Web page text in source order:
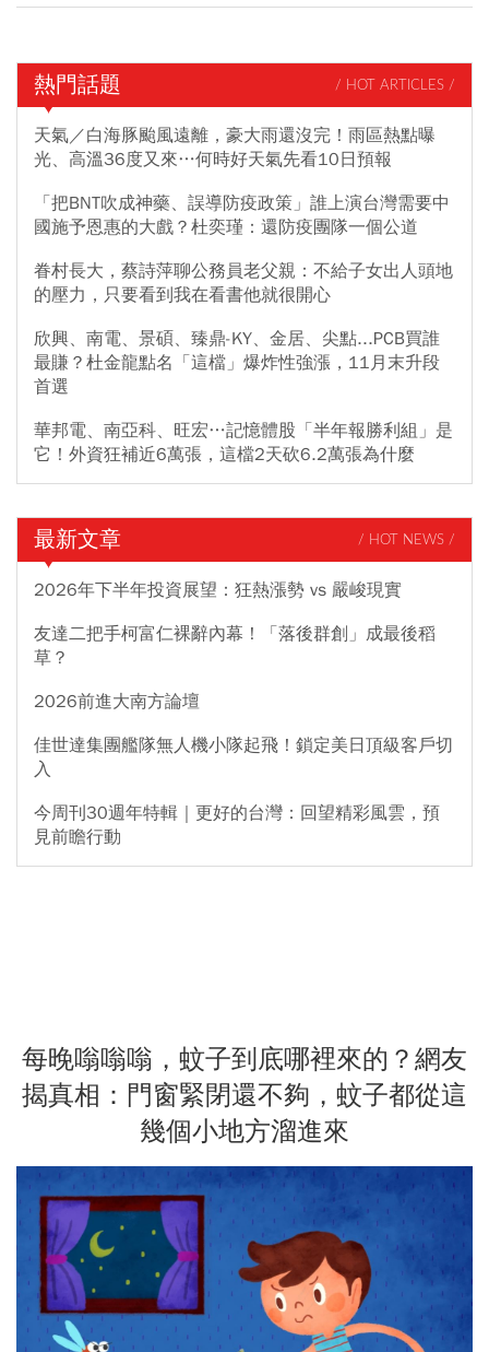
熱門話題 / HOT ARTICLES /
天氣／白海豚颱風遠離，豪大雨還沒完！雨區熱點曝
光、高溫36度又來…何時好天氣先看10日預報
「把BNT吹成神藥、誤導防疫政策」誰上演台灣需要中
國施予恩惠的大戲？杜奕瑾：還防疫團隊一個公道
眷村長大，蔡詩萍聊公務員老父親：不給子女出人頭地
的壓力，只要看到我在看書他就很開心
欣興、南電、景碩、臻鼎-KY、金居、尖點...PCB買誰
最賺？杜金龍點名「這檔」爆炸性強漲，11月末升段
首選
華邦電、南亞科、旺宏…記憶體股「半年報勝利組」是
它！外資狂補近6萬張，這檔2天砍6.2萬張為什麼
最新文章 / HOT NEWS /
2026年下半年投資展望：狂熱漲勢 vs 嚴峻現實
友達二把手柯富仁裸辭內幕！「落後群創」成最後稻
草？
2026前進大南方論壇
佳世達集團艦隊無人機小隊起飛！鎖定美日頂級客戶切
入
今周刊30週年特輯｜更好的台灣：回望精彩風雲，預
見前瞻行動
每晚嗡嗡嗡，蚊子到底哪裡來的？網友
揭真相：門窗緊閉還不夠，蚊子都從這
幾個小地方溜進來